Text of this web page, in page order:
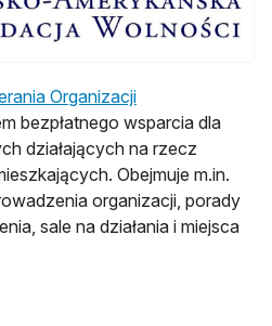
Organizacji
bezpłatnego wsparcia dla
działających na rzecz
Obejmuje m.in.
organizacji, porady
sale na działania i miejsca